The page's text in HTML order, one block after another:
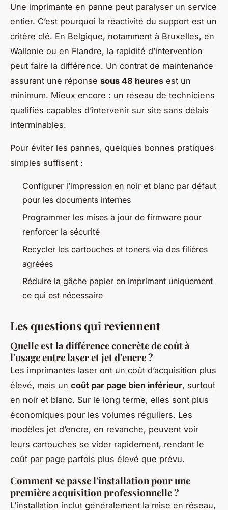
Une imprimante en panne peut paralyser un service
entier. C’est pourquoi la réactivité du support est un
critère clé. En Belgique, notamment à Bruxelles, en
Wallonie ou en Flandre, la rapidité d’intervention
peut faire la différence. Un contrat de maintenance
assurant une réponse sous 48 heures est un
minimum. Mieux encore : un réseau de techniciens
qualifiés capables d’intervenir sur site sans délais
interminables.
Pour éviter les pannes, quelques bonnes pratiques
simples suffisent :
Configurer l’impression en noir et blanc par défaut
pour les documents internes
Programmer les mises à jour de firmware pour
renforcer la sécurité
Recycler les cartouches et toners via des filières
agréées
Réduire la gâche papier en imprimant uniquement
ce qui est nécessaire
Les questions qui reviennent
Quelle est la différence concrète de coût à
l'usage entre laser et jet d'encre ?
Les imprimantes laser ont un coût d’acquisition plus
élevé, mais un coût par page bien inférieur, surtout
en noir et blanc. Sur le long terme, elles sont plus
économiques pour les volumes réguliers. Les
modèles jet d’encre, en revanche, peuvent voir
leurs cartouches se vider rapidement, rendant le
coût par page parfois plus élevé que prévu.
Comment se passe l'installation pour une
première acquisition professionnelle ?
L’installation inclut généralement la mise en réseau,